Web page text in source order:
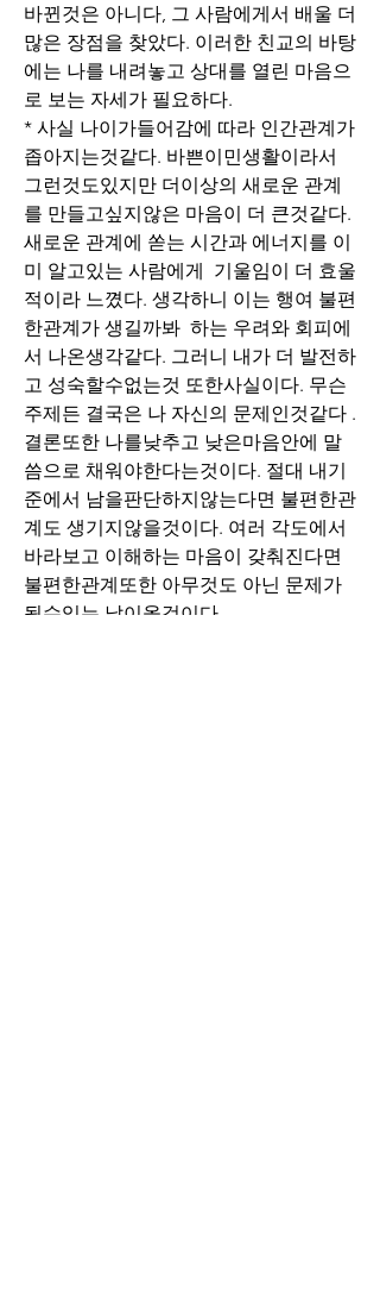
바뀐것은 아니다, 그 사람에게서 배울 더
많은 장점을 찾았다. 이러한 친교의 바탕
에는 나를 내려놓고 상대를 열린 마음으
로 보는 자세가 필요하다.
* 사실 나이가들어감에 따라 인간관계가
좁아지는것같다. 바쁜이민생활이라서
그런것도있지만 더이상의 새로운 관계
를 만들고싶지않은 마음이 더 큰것같다.
새로운 관계에 쏟는 시간과 에너지를 이
미 알고있는 사람에게  기울임이 더 효울
적이라 느꼈다. 생각하니 이는 행여 불편
한관계가 생길까봐  하는 우려와 회피에
서 나온생각같다. 그러니 내가 더 발전하
고 성숙할수없는것 또한사실이다. 무슨
주제든 결국은 나 자신의 문제인것같다 .
결론또한 나를낮추고 낮은마음안에 말
씀으로 채워야한다는것이다. 절대 내기
준에서 남을판단하지않는다면 불편한관
계도 생기지않을것이다. 여러 각도에서
바라보고 이해하는 마음이 갖춰진다면
불편한관계또한 아무것도 아닌 문제가
될수있는 날이올것이다.